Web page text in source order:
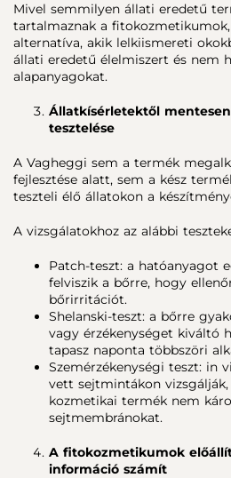
Mivel semmilyen állati eredetű
tartalmaznak a
alternatíva, akik lelkiismereti
állati eredetű élelmiszert és nem
alapanyagokat.
Állatkísérletektől
tesztelése
A Vagheggi sem a termék
fejlesztése alatt, sem a kész
teszteli élő állatokon a
A vizsgálatokhoz az alábbi
Patch-teszt: a hatóanyagot
felviszik a bőrre, hogy
bőrirritációt.
Shelanski-teszt: a bőrre
vagy érzékenységet kiváltó
tapasz naponta többszöri
Szemérzékenységi teszt: in
vett sejtmintákon
kozmetikai termék nem
sejtmembránokat.
A fitokozmetikumok
információ számít